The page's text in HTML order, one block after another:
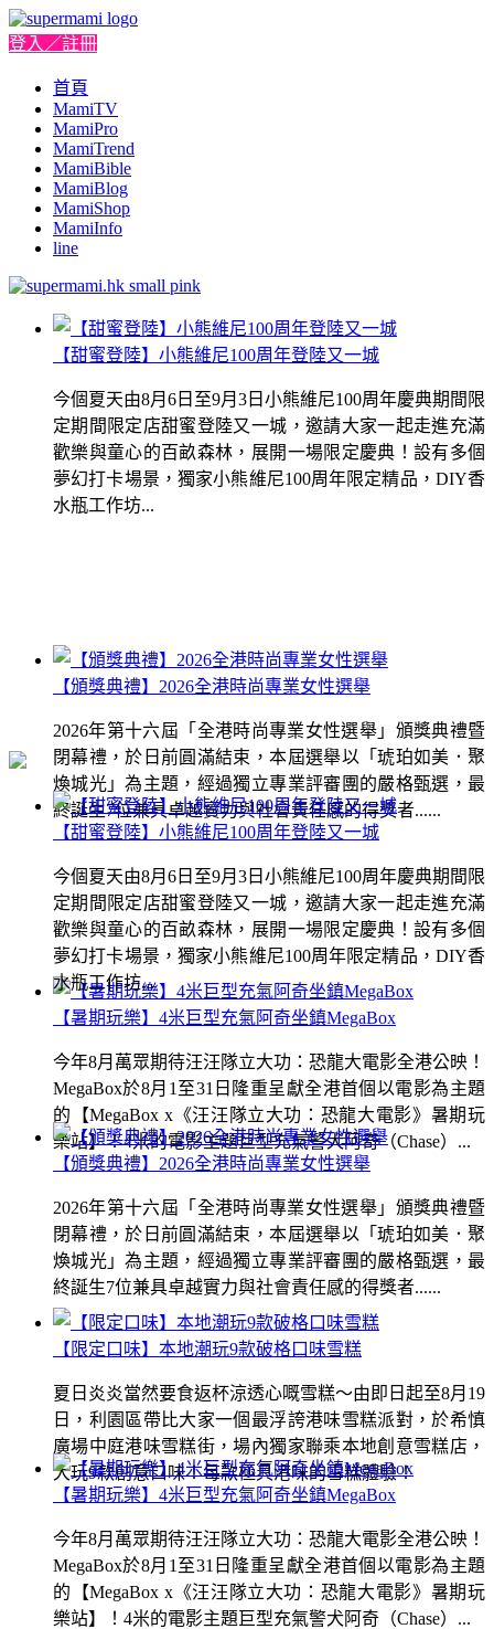
登入／註冊
首頁
MamiTV
MamiPro
MamiTrend
MamiBible
MamiBlog
MamiShop
MamiInfo
line
【甜蜜登陸】小熊維尼100周年登陸又一城
今個夏天由8月6日至9月3日小熊維尼100周年慶典期間限
定期間限定店甜蜜登陸又一城，邀請大家一起走進充滿
歡樂與童心的百畝森林，展開一場限定慶典！設有多個
夢幻打卡場景，獨家小熊維尼100周年限定精品，DIY香
水瓶工作坊...
【頒獎典禮】2026全港時尚專業女性選舉
2026年第十六屆「全港時尚專業女性選舉」頒獎典禮暨
閉幕禮，於日前圓滿結束，本屆選舉以「琥珀如美．聚
煥城光」為主題，經過獨立專業評審團的嚴格甄選，最
終誕生7位兼具卓越實力與社會責任感的得獎者......
【暑期玩樂】4米巨型充氣阿奇坐鎮MegaBox
今年8月萬眾期待汪汪隊立大功：恐龍大電影全港公映！
MegaBox於8月1至31日隆重呈獻全港首個以電影為主題
的【MegaBox x《汪汪隊立大功：恐龍大電影》暑期玩
樂站】！4米的電影主題巨型充氣警犬阿奇（Chase）...
【限定口味】本地潮玩9款破格口味雪糕
夏日炎炎當然要食返杯涼透心嘅雪糕～由即日起至8月19
日，利園區帶比大家一個最浮誇港味雪糕派對，於希慎
廣場中庭港味雪糕街，場內獨家聯乘本地創意雪糕店，
大玩9款創意口味！每款極具港味的雪糕體驗！
【甜蜜登陸】小熊維尼100周年登陸又一城
今個夏天由8月6日至9月3日小熊維尼100周年慶典期間限
定期間限定店甜蜜登陸又一城，邀請大家一起走進充滿
歡樂與童心的百畝森林，展開一場限定慶典！設有多個
夢幻打卡場景，獨家小熊維尼100周年限定精品，DIY香
水瓶工作坊...
【頒獎典禮】2026全港時尚專業女性選舉
2026年第十六屆「全港時尚專業女性選舉」頒獎典禮暨
閉幕禮，於日前圓滿結束，本屆選舉以「琥珀如美．聚
煥城光」為主題，經過獨立專業評審團的嚴格甄選，最
終誕生7位兼具卓越實力與社會責任感的得獎者......
【暑期玩樂】4米巨型充氣阿奇坐鎮MegaBox
今年8月萬眾期待汪汪隊立大功：恐龍大電影全港公映！
MegaBox於8月1至31日隆重呈獻全港首個以電影為主題
的【MegaBox x《汪汪隊立大功：恐龍大電影》暑期玩
樂站】！4米的電影主題巨型充氣警犬阿奇（Chase）...